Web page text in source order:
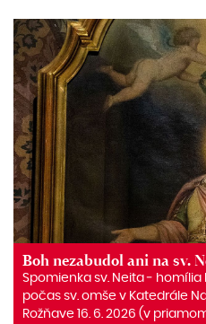
Boh nezabudol ani na sv.
Spomienka sv. Neita ‒ homília
počas sv. omše v Katedrále
Rožňave 16. 6. 2026 (v